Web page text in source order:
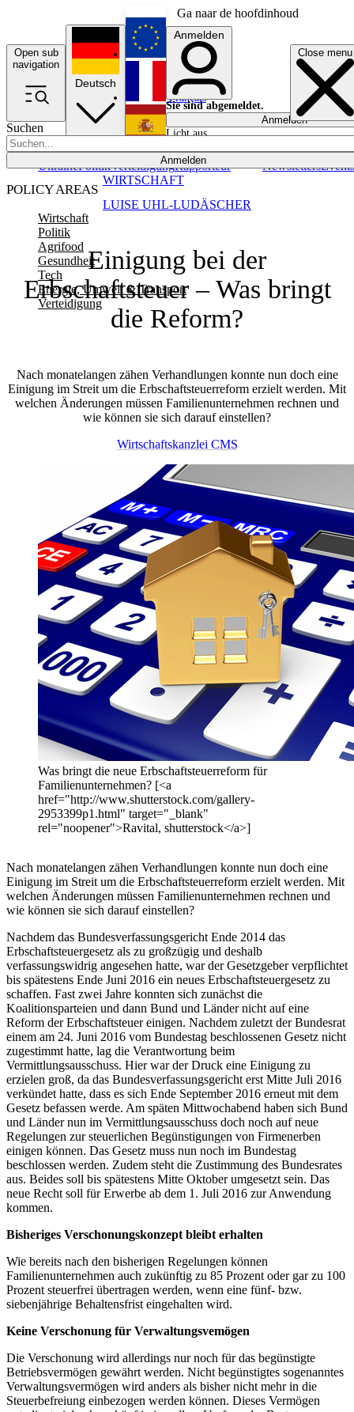
Ga naar de hoofdinhoud
Open sub
navigation
Close menu
Suchen
Anmelden
POLICY AREAS
Wirtschaft
Politik
Agrifood
Gesundheit
Tech
Energie, Umwelt & Transport
Verteidigung
UkrainePolitikVerteidigungRapporteur NewslettersEvents
Deutsch
English
Français
Anmelden
Sie sind abgemeldet.
Anmelden
Licht aus
Einigung bei der
Erbschaftsteuer – Was bringt
die Reform?
Nach monatelangen zähen Verhandlungen konnte nun doch eine
Einigung im Streit um die Erbschaftsteuerreform erzielt werden. Mit
welchen Änderungen müssen Familienunternehmen rechnen und
wie können sie sich darauf einstellen?
LUISE UHL-LUDÄSCHER
WIRTSCHAFT
Wirtschaftskanzlei CMS
Was bringt die neue Erbschaftsteuerreform für
Familienunternehmen? [<a
href="http://www.shutterstock.com/gallery-
2953399p1.html" target="_blank"
rel="noopener">Ravital, shutterstock</a>]
Nach monatelangen zähen Verhandlungen konnte nun doch eine
Einigung im Streit um die Erbschaftsteuerreform erzielt werden. Mit
welchen Änderungen müssen Familienunternehmen rechnen und
wie können sie sich darauf einstellen?
Nachdem das Bundesverfassungsgericht Ende 2014 das
Erbschaftsteuergesetz als zu großzügig und deshalb
verfassungswidrig angesehen hatte, war der Gesetzgeber verpflichtet
bis spätestens Ende Juni 2016 ein neues Erbschaftsteuergesetz zu
schaffen. Fast zwei Jahre konnten sich zunächst die
Koalitionsparteien und dann Bund und Länder nicht auf eine
Reform der Erbschaftsteuer einigen. Nachdem zuletzt der Bundesrat
einem am 24. Juni 2016 vom Bundestag beschlossenen Gesetz nicht
zugestimmt hatte, lag die Verantwortung beim
Vermittlungsausschuss. Hier war der Druck eine Einigung zu
erzielen groß, da das Bundesverfassungsgericht erst Mitte Juli 2016
verkündet hatte, dass es sich Ende September 2016 erneut mit dem
Gesetz befassen werde. Am späten Mittwochabend haben sich Bund
und Länder nun im Vermittlungsausschuss doch noch auf neue
Regelungen zur steuerlichen Begünstigungen von Firmenerben
einigen können. Das Gesetz muss nun noch im Bundestag
beschlossen werden. Zudem steht die Zustimmung des Bundesrates
aus. Beides soll bis spätestens Mitte Oktober umgesetzt sein. Das
neue Recht soll für Erwerbe ab dem 1. Juli 2016 zur Anwendung
kommen.
Bisheriges Verschonungskonzept bleibt erhalten
Wie bereits nach den bisherigen Regelungen können
Familienunternehmen auch zukünftig zu 85 Prozent oder gar zu 100
Prozent steuerfrei übertragen werden, wenn eine fünf- bzw.
siebenjährige Behaltensfrist eingehalten wird.
Keine Verschonung für Verwaltungsvemögen
Die Verschonung wird allerdings nur noch für das begünstigte
Betriebsvermögen gewährt werden. Nicht begünstigtes sogenanntes
Verwaltungsvermögen wird anders als bisher nicht mehr in die
Steuerbefreiung einbezogen werden können. Dieses Vermögen